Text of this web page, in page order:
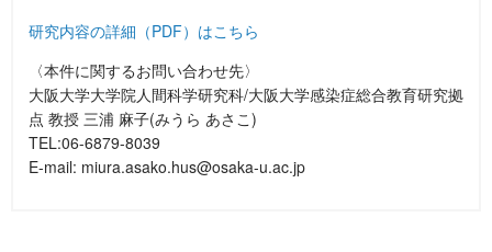
研究内容の詳細（PDF）はこちら
〈本件に関するお問い合わせ先〉
大阪大学大学院人間科学研究科/大阪大学感染症総合教育研究拠
点 教授 三浦 麻子(みうら あさこ)
TEL:06-6879-8039
E-mail: miura.asako.hus@osaka-u.ac.jp